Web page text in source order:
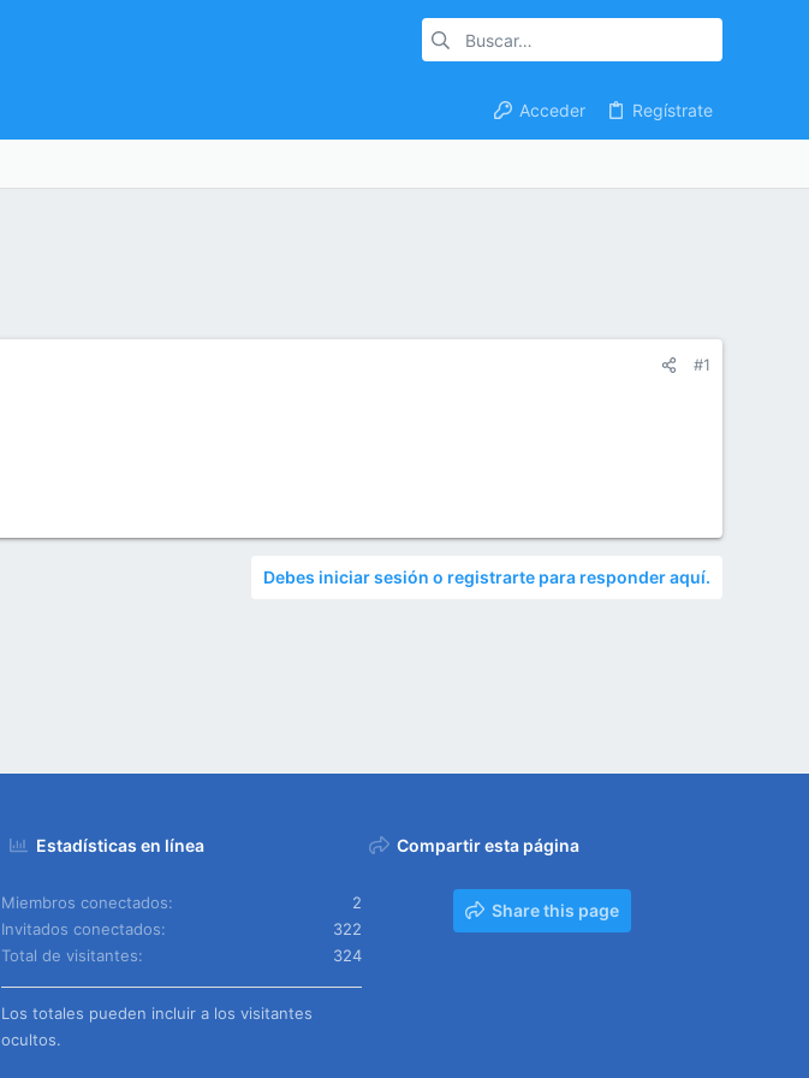
Acceder Regístrate
#1
Debes iniciar sesión o registrarte para responder aquí.
Estadísticas en línea
Miembros conectados
2
Invitados conectados
322
Total de visitantes
324
Los totales pueden incluir a los visitantes
ocultos.
Compartir esta página
Share this page